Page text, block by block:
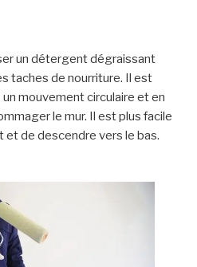
un détergent dégraissant
taches de nourriture. Il est
mouvement circulaire et en
le mur. Il est plus facile
et de descendre vers le bas.